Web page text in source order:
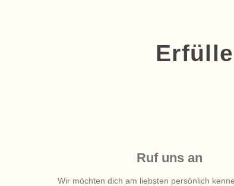
Ruf uns an
Wir möchten dich am liebsten persönlich